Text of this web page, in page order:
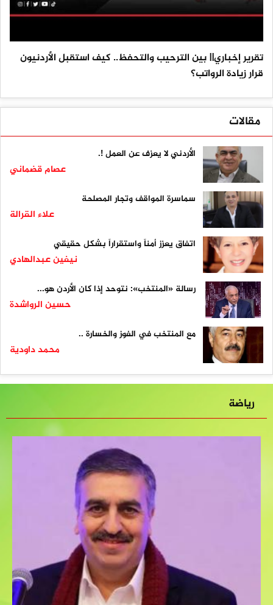
تقرير إخباري|| بين الترحيب والتحفظ.. كيف استقبل الأردنيون
قرار زيادة الرواتب؟
مقالات
الأردني لا يعزف عن العمل !.
عصام قضماني
سماسرة المواقف وتجار المصلحة
علاء القرالة
اتفاق يعزز أمناً واستقراراً بشكل حقيقي
نيفين عبدالهادي
رسالة «المنتخب»: نتوحد إذا كان الأردن هو...
حسين الرواشدة
مع المنتخب في الفوز والخسارة ..
محمد داودية
رياضة